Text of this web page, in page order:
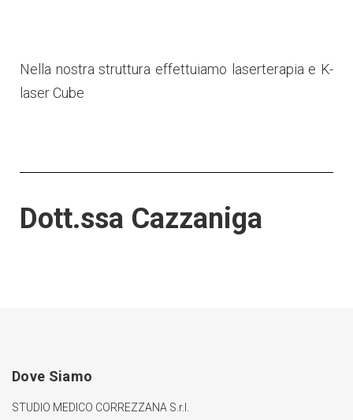
Nella nostra struttura effettuiamo laserterapia e K-
laser Cube
Dott.ssa Cazzaniga
Dove Siamo
STUDIO MEDICO CORREZZANA S.r.l.